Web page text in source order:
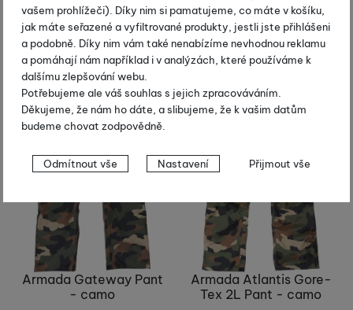
vašem prohlížeči). Díky nim si pamatujeme, co máte v košíku,
jak máte seřazené a vyfiltrované produkty, jestli jste přihlášeni
a podobně. Díky nim vám také nenabízíme nevhodnou reklamu
a pomáhají nám například i v analýzách, které používáme k
dalšímu zlepšování webu.
Potřebujeme ale váš souhlas s jejich zpracováváním.
Děkujeme, že nám ho dáte, a slibujeme, že k vašim datům
budeme chovat zodpovědně.
Nastavení souhlasů s kategoriemi
cookies
Technické
Technické- bez těchto cookies náš web nebude fungovat.
VŽDY AKTIVNÍ
Technické cookies umožňují váš průchod nákupním košíkem,
porovnávání produktů a další nezbytné funkce.
Preferenční a rozšířené funkce
Preferenční a rozšířené funkce
abyste nemuseli vše
nastavovat znovu a abyste se s námi mohli spojit např. pomocí
Odmítnout vše Nastavení Přijmout vše
10 464Kč
Centrální sklad dodavatele
Koupit
21 573Kč
Skladem
Koupit
Výprodej
-30 %
Armada Gateway Pant
- camo
Armada Atlantis Gore-
Tex 2L Pant - camo